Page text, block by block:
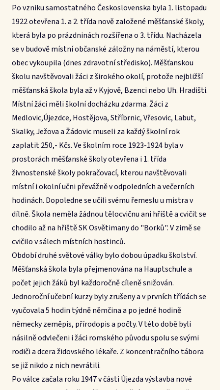
Po vzniku samostatného Československa byla 1. listopadu
1922 otevřena 1. a 2. třída nově založené měšťanské školy,
která byla po prázdninách rozšířena o 3. třídu. Nacházela
se v budově místní občanské záložny na náměstí, kterou
obec vykoupila (dnes zdravotní středisko). Měšťanskou
školu navštěvovali žáci z širokého okolí, protože nejbližší
měšťanská škola byla až v Kyjově, Bzenci nebo Uh. Hradišti.
Místní žáci měli školní docházku zdarma. Žáci z
Medlovic,Újezdce, Hostějova, Stříbrnic, Vřesovic, Labut,
Skalky, Ježova a Žádovic museli za každý školní rok
zaplatit 250,- Kčs. Ve školním roce 1923-1924 byla v
prostorách měšťanské školy otevřena i 1. třída
živnostenské školy pokračovací, kterou navštěvovali
místní i okolní učni převážně v odpoledních a večerních
hodinách. Dopoledne se učili svému řemeslu u mistra v
dílně. Škola neměla žádnou tělocvičnu ani hřiště a cvičit se
chodilo až na hřiště SK Osvětimany do "Borků". V zimě se
cvičilo v sálech místních hostinců.
Období druhé světové války bylo dobou úpadku školství.
Měšťanská škola byla přejmenována na Hauptschule a
počet jejich žáků byl každoročně cíleně snižován.
Jednoroční učební kurzy byly zrušeny a v prvních třídách se
vyučovala 5 hodin týdně němčina a po jedné hodině
německy zeměpis, přírodopis a počty. V této době byli
násilně odvlečeni i žáci romského původu spolu se svými
rodiči a dcera židovského lékaře. Z koncentračního tábora
se již nikdo z nich nevrátili.
Po válce začala roku 1947 v části Újezda výstavba nové